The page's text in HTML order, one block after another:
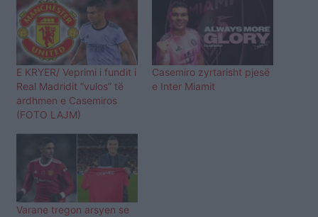
E KRYER/ Veprimi i fundit i
Real Madridit “vulos” të
ardhmen e Casemiros
(FOTO LAJM)
Casemiro zyrtarisht pjesë
e Inter Miamit
Varane tregon arsyen se